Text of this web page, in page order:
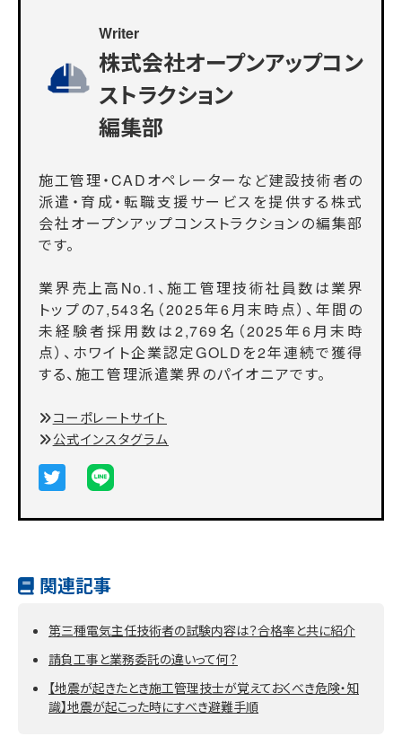
Writer
株式会社オープンアップコン
ストラクション
編集部
施工管理・CADオペレーターなど建設技術者の
派遣・育成・転職支援サービスを提供する株式
会社オープンアップコンストラクションの編集部
です。
業界売上高No.1、施工管理技術社員数は業界
トップの7,543名（2025年6月末時点）、年間の
未経験者採用数は2,769名（2025年6月末時
点）、ホワイト企業認定GOLDを2年連続で獲得
する、施工管理派遣業界のパイオニアです。
コーポレートサイト
公式インスタグラム
関連記事
第三種電気主任技術者の試験内容は？合格率と共に紹介
請負工事と業務委託の違いって何？
【地震が起きたとき施工管理技士が覚えておくべき危険・知
識】地震が起こった時にすべき避難手順